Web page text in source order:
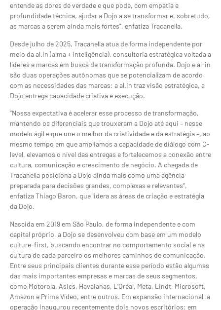
entende as dores de verdade e que pode, com empatia e
profundidade técnica, ajudar a Dojo a se transformar e, sobretudo,
as marcas a serem ainda mais fortes”, enfatiza Tracanella.
Desde julho de 2025, Tracanella atua de forma independente por
meio da al.in (alma + inteligência), consultoria estratégica voltada a
líderes e marcas em busca de transformação profunda. Dojo e al-in
são duas operações autônomas que se potencializam de acordo
com as necessidades das marcas: a al.in traz visão estratégica, a
Dojo entrega capacidade criativa e execução.
“Nossa expectativa é acelerar esse processo de transformação,
mantendo os diferenciais que trouxeram a Dojo até aqui – nesse
modelo ágil e que une o melhor da criatividade e da estratégia –, ao
mesmo tempo em que ampliamos a capacidade de diálogo com C-
level, elevamos o nível das entregas e fortalecemos a conexão entre
cultura, comunicação e crescimento de negócio. A chegada de
Tracanella posiciona a Dojo ainda mais como uma agência
preparada para decisões grandes, complexas e relevantes”,
enfatiza Thiago Baron, que lidera as áreas de criação e estratégia
da Dojo.
Nascida em 2019 em São Paulo, de forma independente e com
capital próprio, a Dojo se desenvolveu com base em um modelo
culture-first, buscando encontrar no comportamento social e na
cultura de cada parceiro os melhores caminhos de comunicação.
Entre seus principais clientes durante esse período estão algumas
das mais importantes empresas e marcas de seus segmentos,
como Motorola, Asics, Havaianas, L’Oréal, Meta, Lindt, Microsoft,
Amazon e Prime Vídeo, entre outros. Em expansão internacional, a
operação inaugurou recentemente dois novos escritórios: em